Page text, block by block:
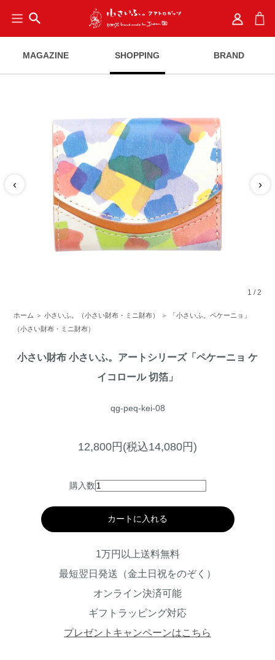
search
MAGAZINE SHOPPING BRAND
‹ ›
1 /2
ホーム ＞小さいふ。（小さい財布・ミニ財布） ＞
「小さいふ。ペケーニョ」
（小さい財布・ミニ財布）
小さい財布 小さいふ。アートシリーズ「ペケーニョ ケ
イコロール 切箔」
qg-peq-kei-08
12,800円(税込14,080円)
購入数
カートに入れる
1万円以上送料無料
最短翌日発送（金土日祝をのぞく）
オンライン決済可能
ギフトラッピング対応
プレゼントキャンペーンはこちら